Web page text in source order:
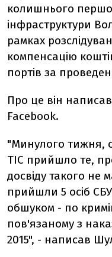
колишнього
інфраструктури
рамках
компенсацію
портів за
Про це він
Facebook.
"Минулого тижня,
ТІС прийшло те,
досвіду такого не
прийшли 5 осіб
обшуком - по
пов'язаному з
2015", - написав